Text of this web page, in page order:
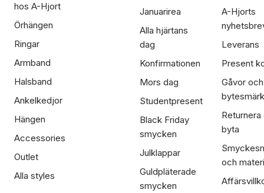
hos A-Hjort
Örhängen
Ringar
Armband
Halsband
Ankelkedjor
Hängen
Accessories
Outlet
Alla styles
Januarirea
Alla hjärtans
dag
Konfirmationen
Mors dag
Studentpresent
Black Friday
smycken
Julklappar
Guldpläterade
smycken
A-Hjorts
Leverans
Present
Gåvor och
Returnera
byta
och